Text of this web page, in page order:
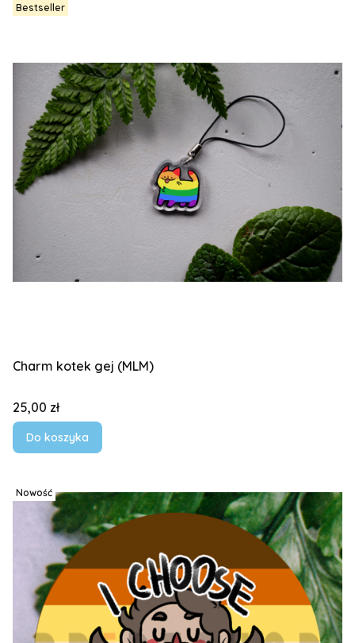
Bestseller
Charm kotek gej (MLM)
Cena
25,00 zł
Do koszyka
Nowość